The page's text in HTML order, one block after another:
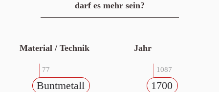
darf es mehr sein?
Material / Technik
77
Buntmetall
Jahr
1087
1700